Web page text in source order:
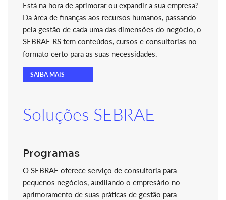
Está na hora de aprimorar ou expandir a sua empresa?
Da área de finanças aos recursos humanos, passando
pela gestão de cada uma das dimensões do negócio, o
SEBRAE RS tem conteúdos, cursos e consultorias no
formato certo para as suas necessidades.
SAIBA MAIS
Soluções SEBRAE
Programas
O SEBRAE oferece serviço de consultoria para
pequenos negócios, auxiliando o empresário no
aprimoramento de suas práticas de gestão para